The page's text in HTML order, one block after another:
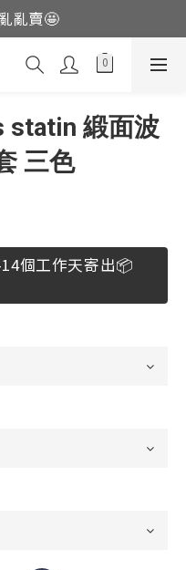
等👟
亂賣🤩
等👟
statin 緞面波
三色
個工作天寄出📦